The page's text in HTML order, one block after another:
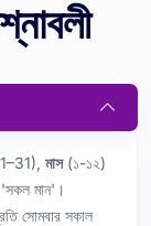
মাস(১-১২)
'সকল মান'।
সোমবার সকাল